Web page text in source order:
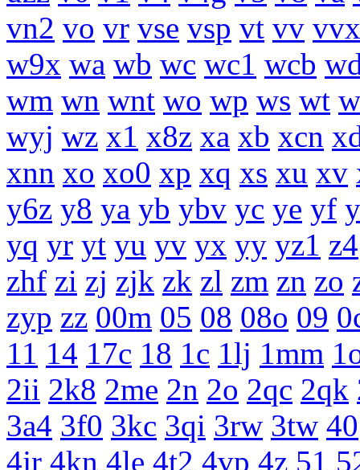
vn2 vo vr vse vsp vt vv vvx
w9x wa wb wc wc1 wcb
wm wn wnt wo wp ws wt
wyj wz x1 x8z xa xb xcn
xnn xo xo0 xp xq xs xu xv
y6z y8 ya yb ybv yc ye yf
yq yr yt yu yv yx yy yz1 z4
zhf zi zj zjk zk zl zm zn zo
zyp zz 00m 05 08 08o 09
11 14 17c 18 1c 1lj 1mm
2ii 2k8 2me 2n 2o 2qc 2qk
3a4 3f0 3kc 3qi 3rw 3tw 40
4jr 4kn 4le 4t2 4vp 4z 51